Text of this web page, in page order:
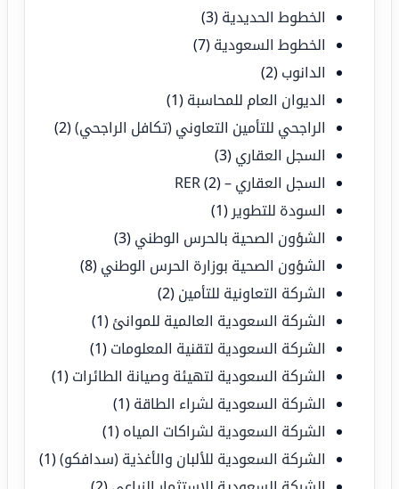
الخطوط الحديدية (3)
الخطوط السعودية (7)
الدانوب (2)
الديوان العام للمحاسبة (1)
الراجحي للتأمين التعاوني (تكافل الراجحي)(2)
السجل العقاري (3)
السجل العقاري – RER(2)
السودة للتطوير (1)
الشؤون الصحية بالحرس الوطني (3)
الشؤون الصحية بوزارة الحرس الوطني (8)
الشركة التعاونية للتأمين (2)
الشركة السعودية العالمية للموانئ (1)
الشركة السعودية لتقنية المعلومات (1)
الشركة السعودية لتهيئة وصيانة الطائرات (1)
الشركة السعودية لشراء الطاقة (1)
الشركة السعودية لشراكات المياه (1)
الشركة السعودية للألبان والأغذية (سدافكو)(1)